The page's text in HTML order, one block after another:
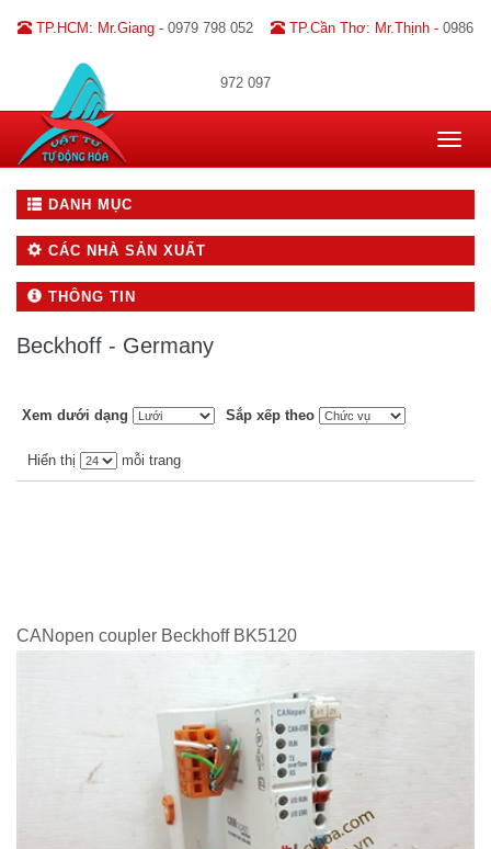
TP.HCM: Mr.Giang - 0979 798 052 TP.Cần Thơ: Mr.Thịnh - 0986
972 097
Toggle
DANH MỤC
CÁC NHÀ SẢN XUẤT
THÔNG TIN
Beckhoff - Germany
Xem dưới dạng Sắp xếp theo
Hiển thị mỗi trang
CANopen coupler Beckhoff BK5120